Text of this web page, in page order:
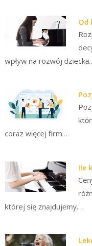
Od
wpływ na rozwój
coraz więcej firm…
Ile
której się znajdujemy.…